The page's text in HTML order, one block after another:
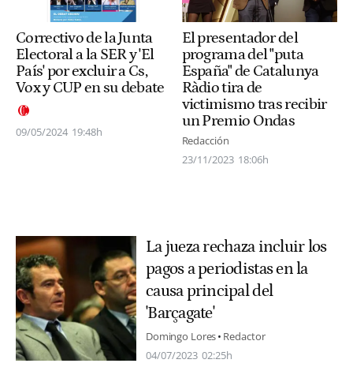
Correctivo de la Junta
Electoral a la SER y 'El
País' por excluir a Cs,
Vox y CUP en su debate
09/05/2024 19:48h
El presentador del
programa del "puta
España" de Catalunya
Ràdio tira de
victimismo tras recibir
un Premio Ondas
Redacción
23/11/2023 18:06h
La jueza rechaza incluir los
pagos a periodistas en la
causa principal del
'Barçagate'
Domingo Lores Redactor
04/07/2023 02:25h